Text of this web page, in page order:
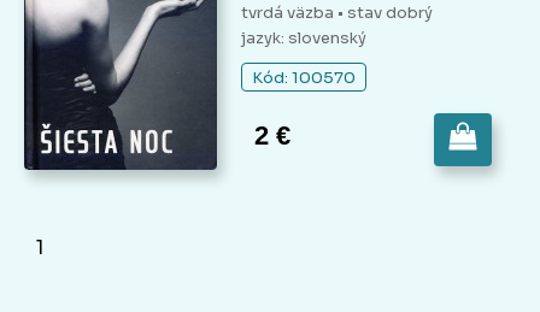
tvrdá väzba • stav dobrý
jazyk: slovenský
Kód: 100570
2 €
1